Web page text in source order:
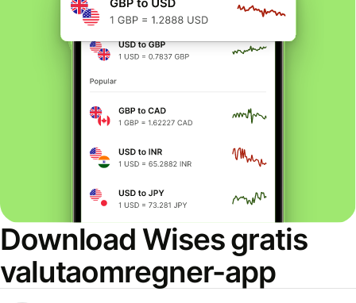
Download Wises gratis
valutaomregner-app